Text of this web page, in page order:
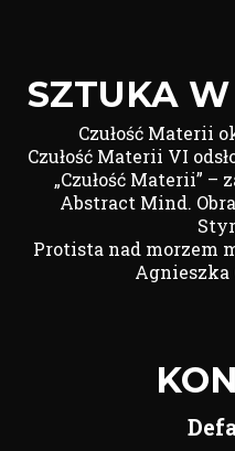
SZTUKA
Czułość Materii
Czułość Materii VI
„Czułość Materii”
Abstract Mind.
Protista nad morzem
Agnieszka